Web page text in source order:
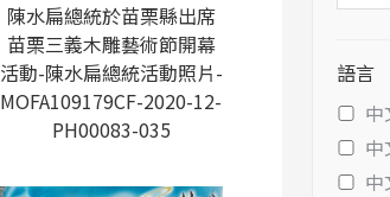
陳水扁總統於苗栗縣出席
苗栗三義木雕藝術節開幕
活動-陳水扁總統活動照片-
MOFA109179CF-2020-12-
PH00083-035
語言
中
中
中